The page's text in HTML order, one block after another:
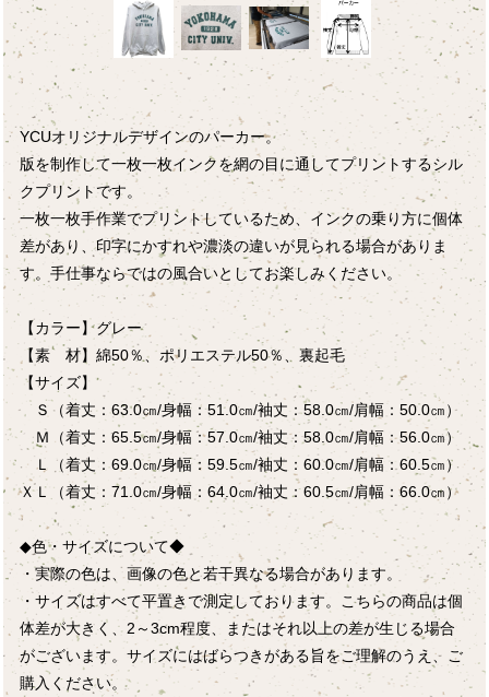
YCUオリジナルデザインのパーカー。
版を制作して一枚一枚インクを網の目に通してプリントするシル
クプリントです。
一枚一枚手作業でプリントしているため、インクの乗り方に個体
差があり、印字にかすれや濃淡の違いが見られる場合がありま
す。手仕事ならではの風合いとしてお楽しみください。
【カラー】グレー
【素 材】綿50％、ポリエステル50％、裏起毛
【サイズ】
Ｓ（着丈：63.0㎝/身幅：51.0㎝/袖丈：58.0㎝/肩幅：50.0㎝）
Ｍ（着丈：65.5㎝/身幅：57.0㎝/袖丈：58.0㎝/肩幅：56.0㎝）
Ｌ（着丈：69.0㎝/身幅：59.5㎝/袖丈：60.0㎝/肩幅：60.5㎝）
ＸＬ（着丈：71.0㎝/身幅：64.0㎝/袖丈：60.5㎝/肩幅：66.0㎝）
◆色・サイズについて◆
・実際の色は、画像の色と若干異なる場合があります。
・サイズはすべて平置きで測定しております。こちらの商品は個
体差が大きく、2～3cm程度、またはそれ以上の差が生じる場合
がございます。サイズにはばらつきがある旨をご理解のうえ、ご
購入ください。